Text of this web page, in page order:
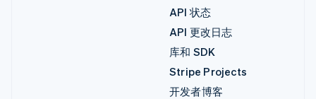
API 状态
API 更改日志
库和 SDK
Stripe Projects
开发者博客